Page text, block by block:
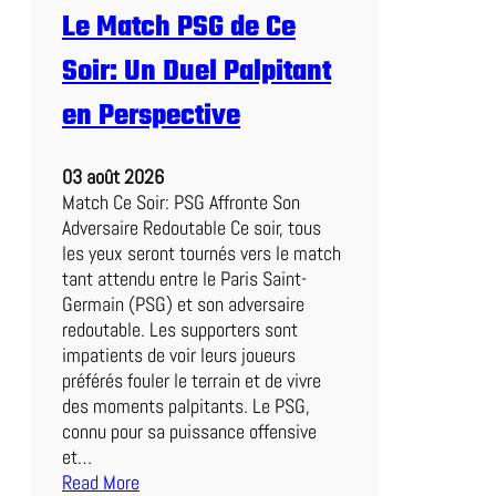
c
h
d
e
l
A
S
R
o
m
a
:
U
n
e
E
p
Le Match PSG de Ce
Soir: Un Duel Palpitant
en Perspective
03 août 2026
Match Ce Soir: PSG Affronte Son
Adversaire Redoutable Ce soir, tous
les yeux seront tournés vers le match
tant attendu entre le Paris Saint-
Germain (PSG) et son adversaire
redoutable. Les supporters sont
impatients de voir leurs joueurs
préférés fouler le terrain et de vivre
des moments palpitants. Le PSG,
connu pour sa puissance offensive
et…
Read More